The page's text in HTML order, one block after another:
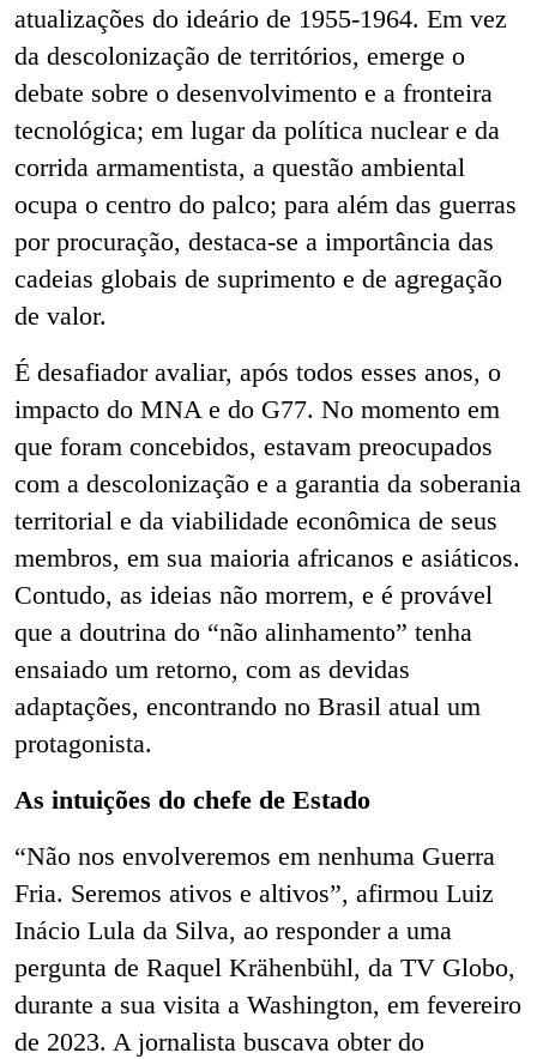
atualizações do ideário de 1955-1964. Em vez
da descolonização de territórios, emerge o
debate sobre o desenvolvimento e a fronteira
tecnológica; em lugar da política nuclear e da
corrida armamentista, a questão ambiental
ocupa o centro do palco; para além das guerras
por procuração, destaca-se a importância das
cadeias globais de suprimento e de agregação
de valor.
É desafiador avaliar, após todos esses anos, o
impacto do MNA e do G77. No momento em
que foram concebidos, estavam preocupados
com a descolonização e a garantia da soberania
territorial e da viabilidade econômica de seus
membros, em sua maioria africanos e asiáticos.
Contudo, as ideias não morrem, e é provável
que a doutrina do “não alinhamento” tenha
ensaiado um retorno, com as devidas
adaptações, encontrando no Brasil atual um
protagonista.
As intuições do chefe de Estado
“Não nos envolveremos em nenhuma Guerra
Fria. Seremos ativos e altivos”, afirmou Luiz
Inácio Lula da Silva, ao responder a uma
pergunta de Raquel Krähenbühl, da TV Globo,
durante a sua visita a Washington, em fevereiro
de 2023. A jornalista buscava obter do